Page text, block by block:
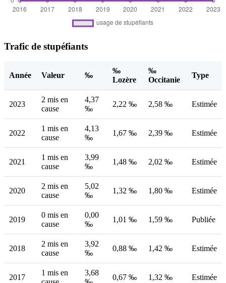
Trafic de stupéfiants
Année Valeur ‰
‰
Lozère
‰
Occitanie
Type
2023
2 mis en
cause
4,37
‰
2,22 ‰ 2,58 ‰ Estimée
2022
1 mis en
cause
4,13
‰
1,67 ‰ 2,39 ‰ Estimée
2021
1 mis en
cause
3,99
‰
1,48 ‰ 2,02 ‰ Estimée
2020
2 mis en
cause
5,02
‰
1,32 ‰ 1,80 ‰ Estimée
2019
0 mis en
cause
0,00
‰
1,01 ‰ 1,59 ‰ Publiée
2018
2 mis en
cause
3,92
‰
0,88 ‰ 1,42 ‰ Estimée
2017
1 mis en
3,68
0,67 ‰ 1,32 ‰ Estimée